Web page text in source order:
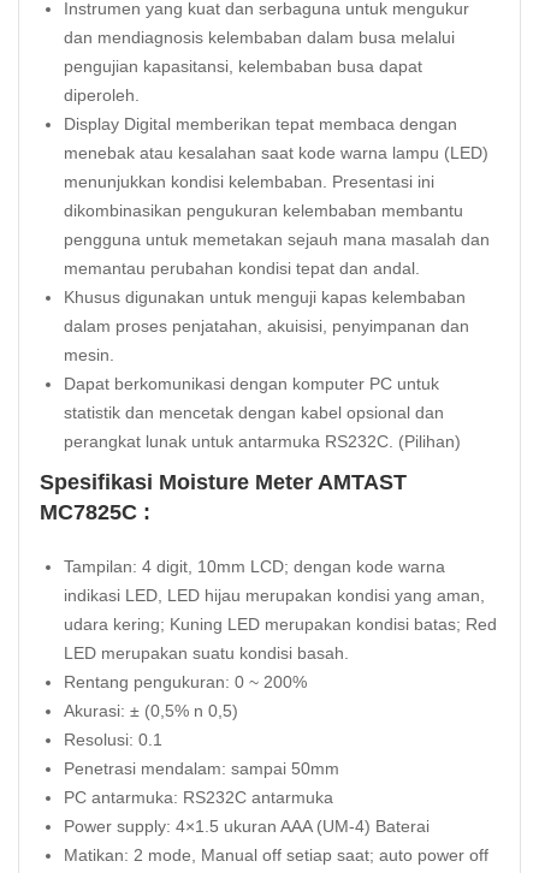
Instrumen yang kuat dan serbaguna untuk mengukur
dan mendiagnosis kelembaban dalam busa melalui
pengujian kapasitansi, kelembaban busa dapat
diperoleh.
Display Digital memberikan tepat membaca dengan
menebak atau kesalahan saat kode warna lampu (LED)
menunjukkan kondisi kelembaban. Presentasi ini
dikombinasikan pengukuran kelembaban membantu
pengguna untuk memetakan sejauh mana masalah dan
memantau perubahan kondisi tepat dan andal.
Khusus digunakan untuk menguji kapas kelembaban
dalam proses penjatahan, akuisisi, penyimpanan dan
mesin.
Dapat berkomunikasi dengan komputer PC untuk
statistik dan mencetak dengan kabel opsional dan
perangkat lunak untuk antarmuka RS232C. (Pilihan)
Spesifikasi Moisture Meter AMTAST
MC7825C :
Tampilan: 4 digit, 10mm LCD; dengan kode warna
indikasi LED, LED hijau merupakan kondisi yang aman,
udara kering; Kuning LED merupakan kondisi batas; Red
LED merupakan suatu kondisi basah.
Rentang pengukuran: 0 ~ 200%
Akurasi: ± (0,5% n 0,5)
Resolusi: 0.1
Penetrasi mendalam: sampai 50mm
PC antarmuka: RS232C antarmuka
Power supply: 4×1.5 ukuran AAA (UM-4) Baterai
Matikan: 2 mode, Manual off setiap saat; auto power off